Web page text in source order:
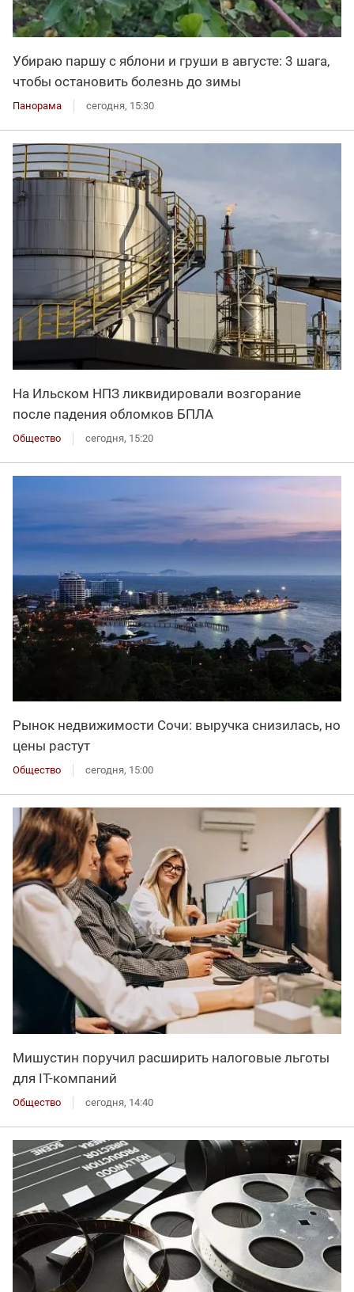
Убираю паршу с яблони и груши в августе: 3 шага,
чтобы остановить болезнь до зимы
Панорама сегодня, 15:30
На Ильском НПЗ ликвидировали возгорание
после падения обломков БПЛА
Общество сегодня, 15:20
Рынок недвижимости Сочи: выручка снизилась, но
цены растут
Общество сегодня, 15:00
Мишустин поручил расширить налоговые льготы
для IT-компаний
Общество сегодня, 14:40